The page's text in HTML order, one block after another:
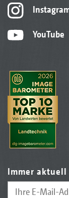
YouTube
Immer aktuell